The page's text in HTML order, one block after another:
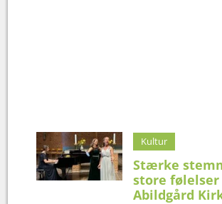
Kultur
Stærke
store
Abildgård